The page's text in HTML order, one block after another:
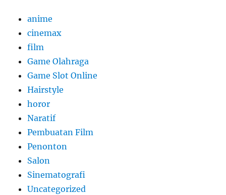
anime
cinemax
film
Game Olahraga
Game Slot Online
Hairstyle
horor
Naratif
Pembuatan Film
Penonton
Salon
Sinematografi
Uncategorized